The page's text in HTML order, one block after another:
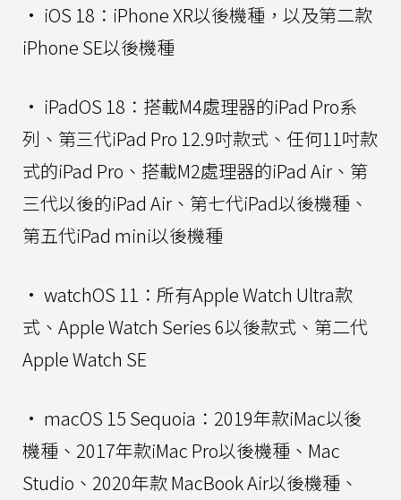
• iOS 18：iPhone XR以後機種，以及第二款
iPhone SE以後機種
• iPadOS 18：搭載M4處理器的iPad Pro系
列、第三代iPad Pro 12.9吋款式、任何11吋款
式的iPad Pro、搭載M2處理器的iPad Air、第
三代以後的iPad Air、第七代iPad以後機種、
第五代iPad mini以後機種
• watchOS 11：所有Apple Watch Ultra款
式、Apple Watch Series 6以後款式、第二代
Apple Watch SE
• macOS 15 Sequoia：2019年款iMac以後
機種、2017年款iMac Pro以後機種、Mac
Studio、2020年款 MacBook Air以後機種、